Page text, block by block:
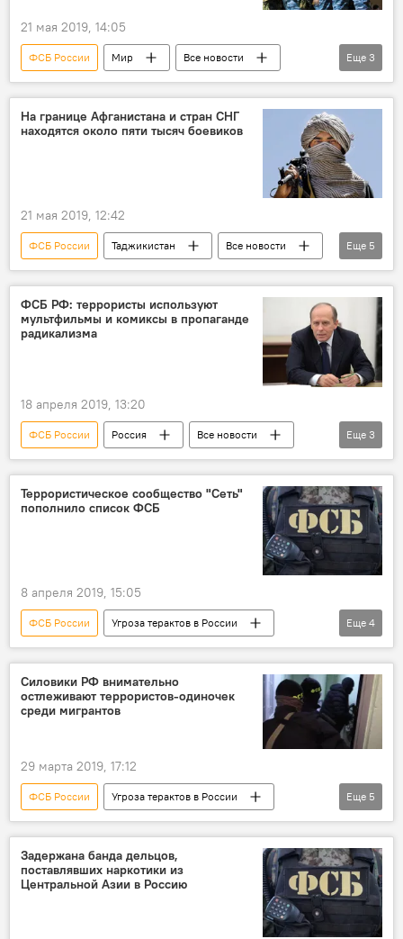
21 мая 2019, 14:05
ФСБ России Мир
Все новости
СНГ
терроризм
Александр Бортников
Еще 3
На границе Афганистана и стран СНГ
находятся около пяти тысяч боевиков
21 мая 2019, 12:42
ФСБ России Таджикистан
Все новости
Александр Бортников
Афганистан
СНГ
Афганистан и Таджикистан: новости на границе
Еще 5
ФСБ РФ: террористы используют
мультфильмы и комиксы в пропаганде
радикализма
18 апреля 2019, 13:20
ФСБ России Россия
Все новости
Угроза терактов в России
терроризм
Еще 3
Террористическое сообщество "Сеть"
пополнило список ФСБ
8 апреля 2019, 15:05
ФСБ России
Угроза терактов в России
Россия
Все новости
терроризм
Еще 4
Силовики РФ внимательно
остлеживают террористов-одиночек
среди мигрантов
29 марта 2019, 17:12
ФСБ России
Угроза терактов в России
Россия
Все новости
Новости мигрантов из Центральной Азии в России
терроризм
МВД России
Еще 5
Задержана банда дельцов,
поставлявших наркотики из
Центральной Азии в Россию